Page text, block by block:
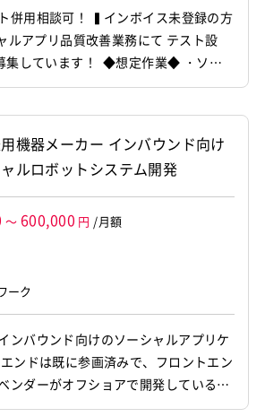
併用相談可！ ▍インボイス未登録の方
ルアプリ品質改善業務にて テスト設
集しています！ ◆想定作業◆ ・ソー
務対応 ・テスト計画書および項目書
ス改善推進 ～～～～～～～～～～～
...
機器メーカー インバウンド向け
ルロボットシステム開発
～ 600,000 円 /月額
ーク
ンバウンド向けのソーシャルアプリケ
ンドは既に参画済みで、フロントエン
ンダーがオフショアで開発している
内にシフトするために体制を構築する